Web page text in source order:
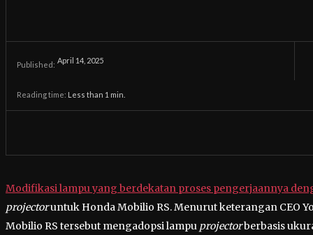
Published: April 14, 2025
Reading time: Less than 1 min.
Modifikasi lampu yang berdekatan proses pengerjaannya
projectoruntuk Honda Mobilio RS. Menurut keterangan CEO
Mobilio RS tersebut mengadopsi lampu projectorberbasis